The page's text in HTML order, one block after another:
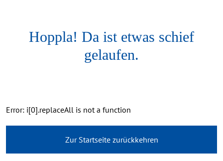
Hoppla! Da ist etwas schief
gelaufen.
Error: i[0].replaceAll is not a function
Zur Startseite zurückkehren